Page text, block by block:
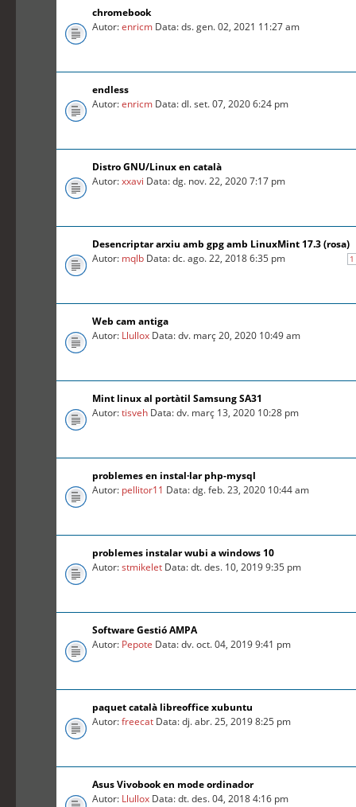
chromebook
Autor:enricm Data: ds. gen. 02, 2021 11:27 am
endless
Autor:enricm Data: dl. set. 07, 2020 6:24 pm
Distro GNU/Linux en català
Autor:xxavi Data: dg. nov. 22, 2020 7:17 pm
Desencriptar arxiu amb gpg amb LinuxMint 17.3 (rosa)
1
Autor: mqlb Data: dc. ago. 22, 2018 6:35 pm
Web cam antiga
Autor: Llullox Data: dv. març 20, 2020 10:49 am
Mint linux al portàtil Samsung SA31
Autor:tisveh Data: dv. març 13, 2020 10:28 pm
problemes en instal·lar php-mysql
Autor: pellitor11 Data: dg. feb. 23, 2020 10:44 am
problemes instalar wubi a windows 10
Autor:stmikelet Data: dt. des. 10, 2019 9:35 pm
Software Gestió AMPA
Autor: Pepote Data: dv. oct. 04, 2019 9:41 pm
paquet català libreoffice xubuntu
Autor:freecat Data: dj. abr. 25, 2019 8:25 pm
Asus Vivobook en mode ordinador
Autor: Llullox Data: dt. des. 04, 2018 4:16 pm